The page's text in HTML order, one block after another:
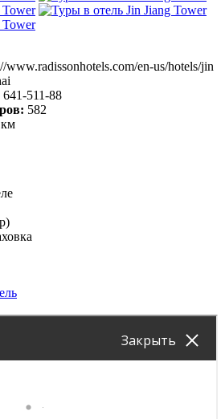
www.radissonhotels.com/en-us/hotels/jin
511-88
582